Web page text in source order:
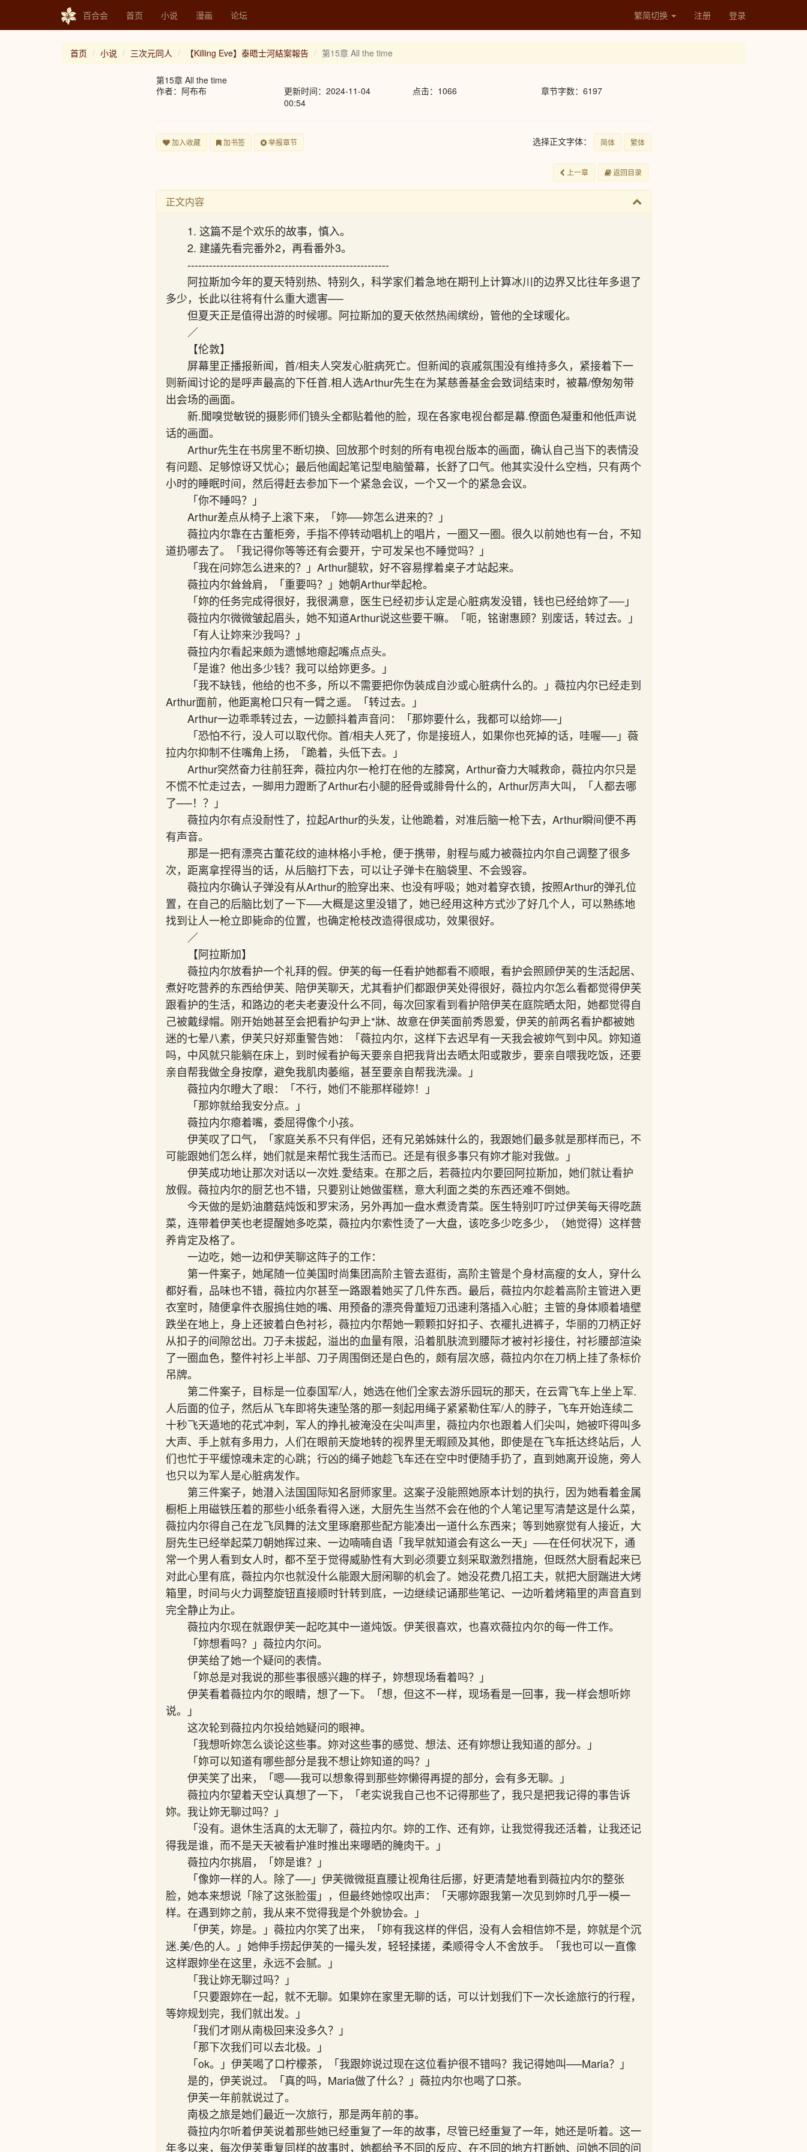
百合会 首页 小说 漫画 论坛 繁简切换 注册 登录
首页 小说 三次元同人 【Killing Eve】泰晤士河結案報告 第15章 All the time
第15章 All the time
作者：阿布布
更新时间：2024-11-04
00:54
点击：1066 章节字数：6197
加入收藏 加书签 举报章节 选择正文字体： 简体 繁体
上一章 返回目录
正文内容
1. 这篇不是个欢乐的故事，慎入。
2. 建議先看完番外2，再看番外3。
--------------------------------------------------------
阿拉斯加今年的夏天特别热、特别久，科学家们着急地在期刊上计算冰川的边界又比往年多退了
多少，长此以往将有什么重大遗害──
但夏天正是值得出游的时候哪。阿拉斯加的夏天依然热闹缤纷，管他的全球暖化。
／
【伦敦】
屏幕里正播报新闻，首/相夫人突发心脏病死亡。但新闻的哀戚氛围没有维持多久，紧接着下一
则新闻讨论的是呼声最高的下任首.相人选Arthur先生在为某慈善基金会致词结束时，被幕/僚匆匆带
出会场的画面。
新.聞嗅觉敏锐的摄影师们镜头全都贴着他的脸，现在各家电视台都是幕.僚面色凝重和他低声说
话的画面。
Arthur先生在书房里不断切换、回放那个时刻的所有电视台版本的画面，确认自己当下的表情没
有问题、足够惊讶又忧心；最后他阖起笔记型电脑螢幕，长舒了口气。他其实没什么空档，只有两个
小时的睡眠时间，然后得赶去参加下一个紧急会议，一个又一个的紧急会议。
「你不睡吗？」
Arthur差点从椅子上滚下来，「妳──妳怎么进来的？」
薇拉内尔靠在古董柜旁，手指不停转动唱机上的唱片，一圈又一圈。很久以前她也有一台，不知
道扔哪去了。「我记得你等等还有会要开，宁可发呆也不睡觉吗？」
「我在问妳怎么进来的？」Arthur腿软，好不容易撑着桌子才站起来。
薇拉内尔耸耸肩，「重要吗？」她朝Arthur举起枪。
「妳的任务完成得很好，我很满意，医生已经初步认定是心脏病发没错，钱也已经给妳了──」
薇拉内尔微微皱起眉头，她不知道Arthur说这些要干嘛。「呃，铭谢惠顾？别废话，转过去。」
「有人让妳来沙我吗？」
薇拉内尔看起来颇为遗憾地瘪起嘴点点头。
「是谁？他出多少钱？我可以给妳更多。」
「我不缺钱，他给的也不多，所以不需要把你伪装成自沙或心脏病什么的。」薇拉内尔已经走到
Arthur面前，他距离枪口只有一臂之遥。「转过去。」
Arthur一边乖乖转过去，一边颤抖着声音问：「那妳要什么，我都可以给妳──」
「恐怕不行，没人可以取代你。首/相夫人死了，你是接班人，如果你也死掉的话，哇喔──」薇
拉内尔抑制不住嘴角上扬，「跪着，头低下去。」
Arthur突然奋力往前狂奔，薇拉内尔一枪打在他的左膝窝，Arthur奋力大喊救命，薇拉内尔只是
不慌不忙走过去，一脚用力蹬断了Arthur右小腿的胫骨或腓骨什么的，Arthur厉声大叫，「人都去哪
了──！？」
薇拉内尔有点没耐性了，拉起Arthur的头发，让他跪着，对准后脑一枪下去，Arthur瞬间便不再
有声音。
那是一把有漂亮古董花纹的迪林格小手枪，便于携带，射程与威力被薇拉内尔自己调整了很多
次，距离拿捏得当的话，从后脑打下去，可以让子弹卡在脑袋里、不会毁容。
薇拉内尔确认子弹没有从Arthur的脸穿出来、也没有呼吸；她对着穿衣镜，按照Arthur的弹孔位
置，在自己的后脑比划了一下──大概是这里没错了，她已经用这种方式沙了好几个人，可以熟练地
找到让人一枪立即毙命的位置，也确定枪枝改造得很成功，效果很好。
／
【阿拉斯加】
薇拉内尔放看护一个礼拜的假。伊芙的每一任看护她都看不顺眼，看护会照顾伊芙的生活起居、
煮好吃营养的东西给伊芙、陪伊芙聊天，尤其看护们都跟伊芙处得很好，薇拉内尔怎么看都觉得伊芙
跟看护的生活，和路边的老夫老妻没什么不同，每次回家看到看护陪伊芙在庭院晒太阳，她都觉得自
己被戴绿帽。刚开始她甚至会把看护勾尹上*牀、故意在伊芙面前秀恩爱，伊芙的前两名看护都被她
迷的七晕八素，伊芙只好郑重警告她：「薇拉内尔，这样下去迟早有一天我会被妳气到中风。妳知道
吗，中风就只能躺在床上，到时候看护每天要亲自把我背出去晒太阳或散步，要亲自喂我吃饭，还要
亲自帮我做全身按摩，避免我肌肉萎缩，甚至要亲自帮我洗澡。」
薇拉内尔瞪大了眼：「不行，她们不能那样碰妳！」
「那妳就给我安分点。」
薇拉内尔瘪着嘴，委屈得像个小孩。
伊芙叹了口气，「家庭关系不只有伴侣，还有兄弟姊妹什么的，我跟她们最多就是那样而已，不
可能跟她们怎么样，她们就是来帮忙我生活而已。还是有很多事只有妳才能对我做。」
伊芙成功地让那次对话以一次姓.愛结束。在那之后，若薇拉内尔要回阿拉斯加，她们就让看护
放假。薇拉内尔的厨艺也不错，只要别让她做蛋糕，意大利面之类的东西还难不倒她。
今天做的是奶油蘑菇炖饭和罗宋汤，另外再加一盘水煮烫青菜。医生特别叮咛过伊芙每天得吃蔬
菜，连带着伊芙也老提醒她多吃菜，薇拉内尔索性烫了一大盘，该吃多少吃多少，（她觉得）这样营
养肯定及格了。
一边吃，她一边和伊芙聊这阵子的工作：
第一件案子，她尾随一位美国时尚集团高阶主管去逛街，高阶主管是个身材高瘦的女人，穿什么
都好看，品味也不错，薇拉内尔甚至一路跟着她买了几件东西。最后，薇拉内尔趁着高阶主管进入更
衣室时，随便拿件衣服摀住她的嘴、用预备的漂亮骨董短刀迅速利落插入心脏；主管的身体顺着墙壁
跌坐在地上，身上还披着白色衬衫，薇拉内尔帮她一颗颗扣好扣子、衣襬扎进裤子，华丽的刀柄正好
从扣子的间隙岔出。刀子未拔起，溢出的血量有限，沿着肌肤流到腰际才被衬衫接住，衬衫腰部渲染
了一圈血色，整件衬衫上半部、刀子周围倒还是白色的，颇有层次感，薇拉内尔在刀柄上挂了条标价
吊牌。
第二件案子，目标是一位泰国军/人，她选在他们全家去游乐园玩的那天，在云霄飞车上坐上军.
人后面的位子，然后从飞车即将失速坠落的那一刻起用绳子紧紧勒住军/人的脖子，飞车开始连续二
十秒飞天遁地的花式冲刺，军人的挣扎被淹没在尖叫声里，薇拉内尔也跟着人们尖叫，她被吓得叫多
大声、手上就有多用力，人们在眼前天旋地转的视界里无暇顾及其他，即使是在飞车抵达终站后，人
们也忙于平缓惊魂未定的心跳；行凶的绳子她趁飞车还在空中时便随手扔了，直到她离开设施，旁人
也只以为军人是心脏病发作。
第三件案子，她潜入法国国际知名厨师家里。这案子没能照她原本计划的执行，因为她看着金属
橱柜上用磁铁压着的那些小纸条看得入迷，大厨先生当然不会在他的个人笔记里写清楚这是什么菜，
薇拉内尔得自己在龙飞凤舞的法文里琢磨那些配方能凑出一道什么东西来；等到她察觉有人接近，大
厨先生已经举起菜刀朝她挥过来、一边喃喃自语「我早就知道会有这么一天」──在任何状况下，通
常一个男人看到女人时，都不至于觉得威胁性有大到必须要立刻采取激烈措施，但既然大厨看起来已
对此心里有底，薇拉内尔也就没什么能跟大厨闲聊的机会了。她没花费几招工夫，就把大厨踹进大烤
箱里，时间与火力调整旋钮直接顺时针转到底，一边继续记诵那些笔记、一边听着烤箱里的声音直到
完全静止为止。
薇拉内尔现在就跟伊芙一起吃其中一道炖饭。伊芙很喜欢，也喜欢薇拉内尔的每一件工作。
「妳想看吗？」薇拉内尔问。
伊芙给了她一个疑问的表情。
「妳总是对我说的那些事很感兴趣的样子，妳想现场看着吗？」
伊芙看着薇拉内尔的眼睛，想了一下。「想，但这不一样，现场看是一回事，我一样会想听妳
说。」
这次轮到薇拉内尔投给她疑问的眼神。
「我想听妳怎么谈论这些事。妳对这些事的感觉、想法、还有妳想让我知道的部分。」
「妳可以知道有哪些部分是我不想让妳知道的吗？」
伊芙笑了出来，「嗯──我可以想象得到那些妳懒得再提的部分，会有多无聊。」
薇拉内尔望着天空认真想了一下，「老实说我自己也不记得那些了，我只是把我记得的事告诉
妳。我让妳无聊过吗？」
「没有。退休生活真的太无聊了，薇拉内尔。妳的工作、还有妳，让我觉得我还活着，让我还记
得我是谁，而不是天天被看护准时推出来曝晒的腌肉干。」
薇拉内尔挑眉，「妳是谁？」
「像妳一样的人。除了──」伊芙微微挺直腰让视角往后挪，好更清楚地看到薇拉内尔的整张
脸，她本来想说「除了这张脸蛋」，但最终她惊叹出声：「天哪妳跟我第一次见到妳时几乎一模一
样。在遇到妳之前，我从来不觉得我是个外貌协会。」
「伊芙，妳是。」薇拉内尔笑了出来，「妳有我这样的伴侣，没有人会相信妳不是，妳就是个沉
迷.美/色的人。」她伸手捞起伊芙的一撮头发，轻轻揉搓，柔顺得令人不舍放手。「我也可以一直像
这样跟妳坐在这里，永远不会腻。」
「我让妳无聊过吗？」
「只要跟妳在一起，就不无聊。如果妳在家里无聊的话，可以计划我们下一次长途旅行的行程，
等妳规划完，我们就出发。」
「我们才刚从南极回来没多久？」
「那下次我们可以去北极。」
「ok。」伊芙喝了口柠檬茶，「我跟妳说过现在这位看护很不错吗？我记得她叫──Maria？」
是的，伊芙说过。「真的吗，Maria做了什么？」薇拉内尔也喝了口茶。
伊芙一年前就说过了。
南极之旅是她们最近一次旅行，那是两年前的事。
薇拉内尔听着伊芙说着那些她已经重复了一年的故事，尽管已经重复了一年，她还是听着。这一
年多以来，每次伊芙重复同样的故事时，她都给予不同的反应、在不同的地方打断她、问她不同的问